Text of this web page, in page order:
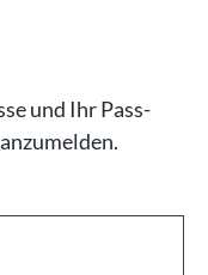
und Ihr Pass­